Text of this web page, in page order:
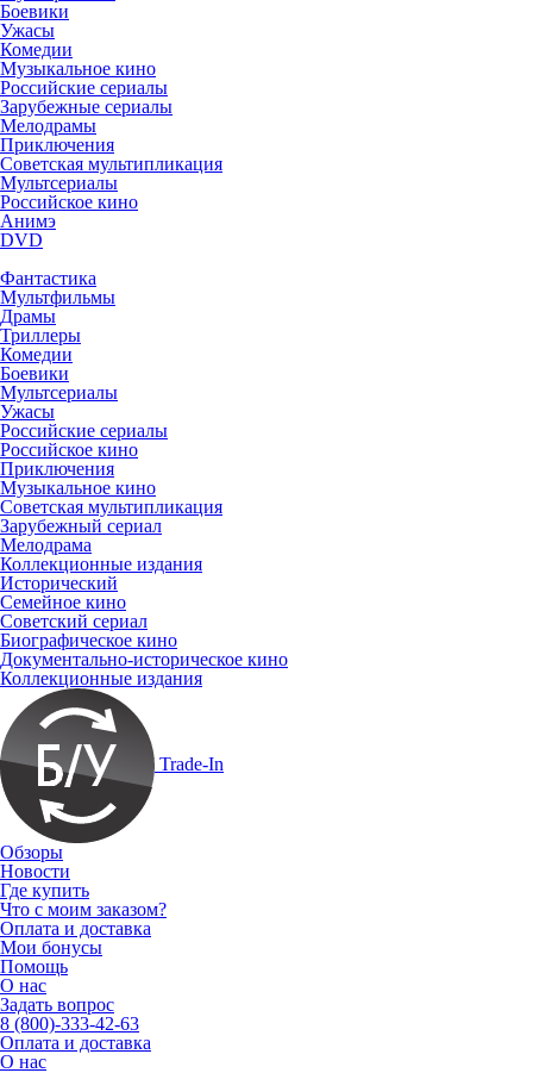
Боевики
Ужасы
Комедии
Музыкальное кино
Российские сериалы
Зарубежные сериалы
Мелодрамы
Приключения
Советская мультипликация
Мультсериалы
Российское кино
Анимэ
DVD
Фантастика
Мультфильмы
Драмы
Триллеры
Комедии
Боевики
Мультсериалы
Ужасы
Российские сериалы
Российское кино
Приключения
Музыкальное кино
Советская мультипликация
Зарубежный сериал
Мелодрама
Коллекционные издания
Исторический
Семейное кино
Советский сериал
Биографическое кино
Документально-историческое кино
Коллекционные издания
Trade-In
Обзоры
Новости
Где купить
Что с моим заказом?
Оплата и доставка
Мои бонусы
Помощь
О нас
Задать вопрос
8 (800)-333-42-63
Оплата и доставка
О нас